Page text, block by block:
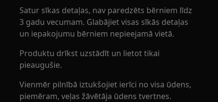
Satur sīkas detaļas, nav paredzēts bērniem līdz
3 gadu vecumam. Glabājiet visas sīkās detaļas
un iepakojumu bērniem nepieejamā vietā.
Produktu drīkst uzstādīt un lietot tikai
pieaugušie.
Vienmēr pilnībā iztukšojiet ierīci no visa ūdens,
piemēram, veļas žāvētāja ūdens tvertnes.